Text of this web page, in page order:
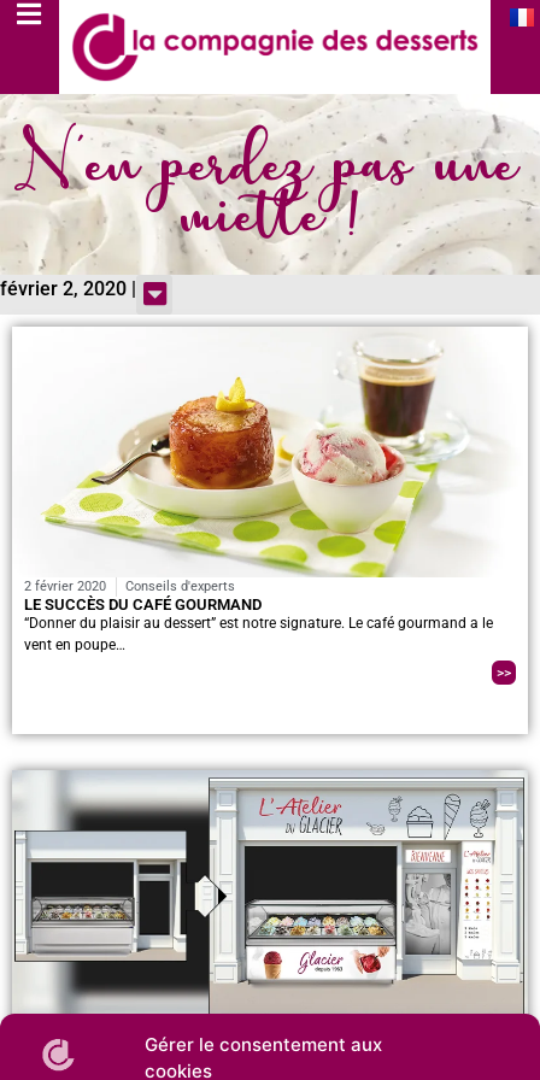
Gérer le consentement aux
cookies
N'en perdez pas une
miette !
février 2, 2020 |
2 février 2020 Conseils d'experts
LE SUCCÈS DU CAFÉ GOURMAND
“Donner du plaisir au dessert” est notre signature. Le café gourmand a le
vent en poupe…
>>
METTEZ EN VALEUR VOTRE OFFRE DE GLACES AVEC UNE PUBLICITÉ
SUR LE LIEU DE VENTE APPROPRIÉE